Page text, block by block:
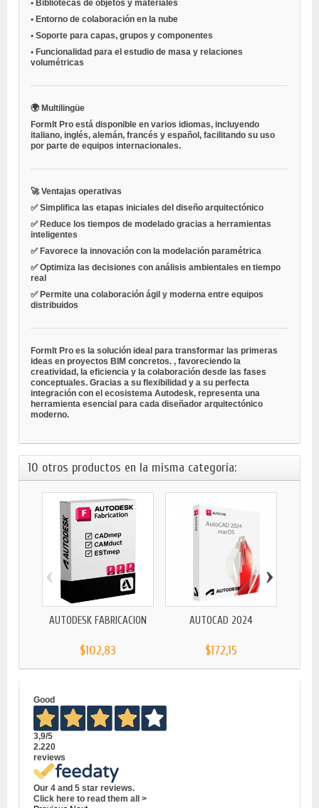
• Bibliotecas de objetos y materiales
• Entorno de colaboración en la nube
• Soporte para capas, grupos y componentes
• Funcionalidad para el estudio de masa y relaciones
volumétricas
🌍 Multilingüe
FormIt Pro está disponible en varios idiomas, incluyendo
italiano, inglés, alemán, francés y español, facilitando su uso
por parte de equipos internacionales.
🚀 Ventajas operativas
✅ Simplifica las etapas iniciales del diseño arquitectónico
✅ Reduce los tiempos de modelado gracias a herramientas
inteligentes
✅ Favorece la innovación con la modelación paramétrica
✅ Optimiza las decisiones con análisis ambientales en tiempo
real
✅ Permite una colaboración ágil y moderna entre equipos
distribuidos
FormIt Pro es la solución ideal para transformar las primeras
ideas en proyectos BIM concretos. , favoreciendo la
creatividad, la eficiencia y la colaboración desde las fases
conceptuales. Gracias a su flexibilidad y a su perfecta
integración con el ecosistema Autodesk, representa una
herramienta esencial para cada diseñador arquitectónico
moderno.
10 otros productos en la misma categoría:
AUTODESK FABRICACIÓN
$102,83
AUTOCAD 2024
$172,15
‹ ›
Good
3,9/5
2.220
reviews
Our 4 and 5 star reviews.
Click here to read them all >